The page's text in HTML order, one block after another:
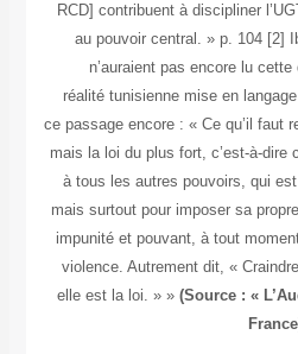
RCD] contribuent à discipliner
au pouvoir central. » p. 104 [2]
n’auraient pas encore lu
réalité tunisienne mise en
ce passage encore : « Ce qu’il faut
mais la loi du plus fort, c’est-à-dire
à tous les autres pouvoirs, qui
mais surtout pour imposer sa
impunité et pouvant, à tout
violence. Autrement dit, «
elle est la loi. » »(Source : «